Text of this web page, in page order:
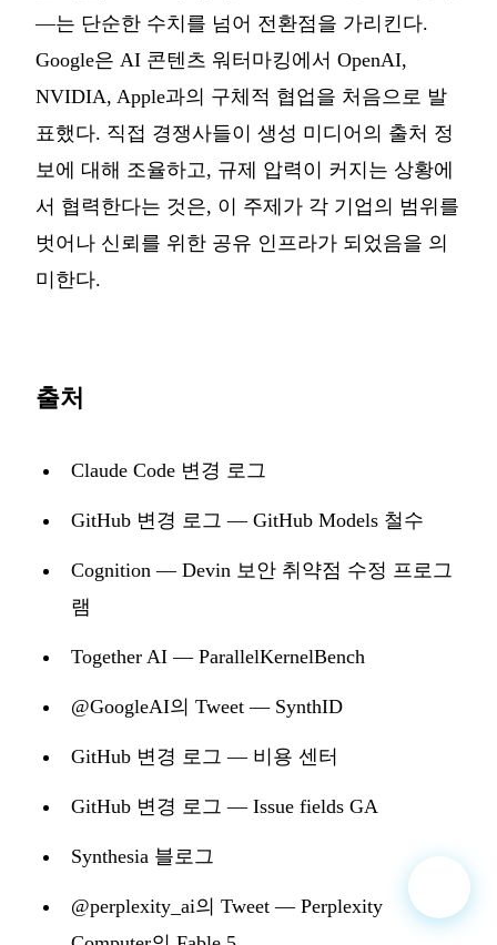
—는 단순한 수치를 넘어 전환점을 가리킨다.
Google은 AI 콘텐츠 워터마킹에서 OpenAI,
NVIDIA, Apple과의 구체적 협업을 처음으로 발
표했다. 직접 경쟁사들이 생성 미디어의 출처 정
보에 대해 조율하고, 규제 압력이 커지는 상황에
서 협력한다는 것은, 이 주제가 각 기업의 범위를
벗어나 신뢰를 위한 공유 인프라가 되었음을 의
미한다.
출처
Claude Code 변경 로그
GitHub 변경 로그 — GitHub Models 철수
Cognition — Devin 보안 취약점 수정 프로그
램
Together AI — ParallelKernelBench
@GoogleAI의 Tweet — SynthID
GitHub 변경 로그 — 비용 센터
GitHub 변경 로그 — Issue fields GA
Synthesia 블로그
@perplexity_ai의 Tweet — Perplexity